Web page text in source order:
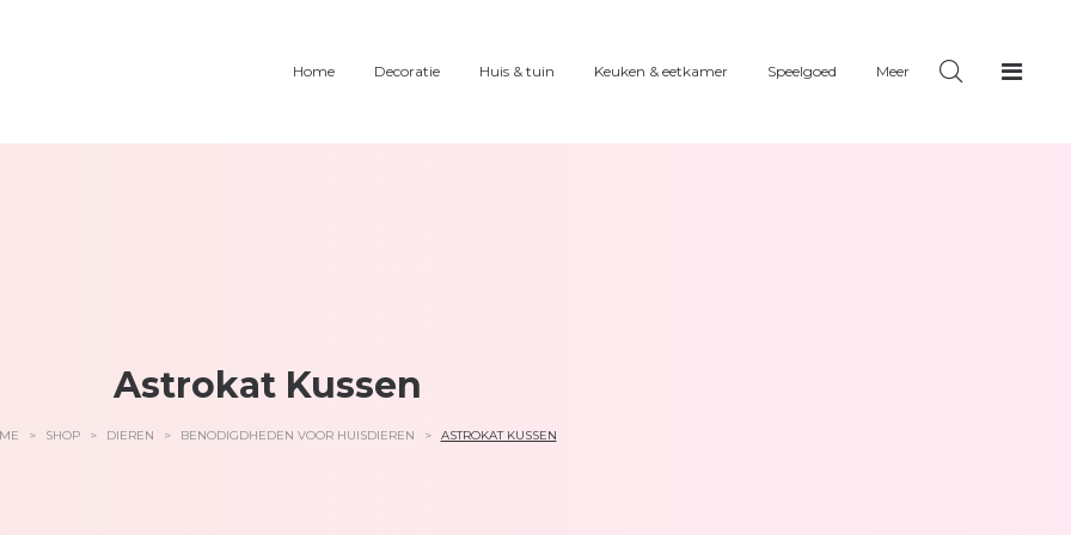
Home Decoratie Huis & tuin Keuken & eetkamer Speelgoed Meer
Astrokat Kussen
> SHOP > DIEREN > BENODIGDHEDEN VOOR HUISDIEREN > ASTROKAT KUSSEN